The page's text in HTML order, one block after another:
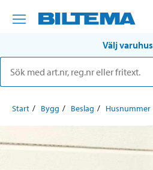
Välj varuhus
Start Bygg Beslag Husnummer